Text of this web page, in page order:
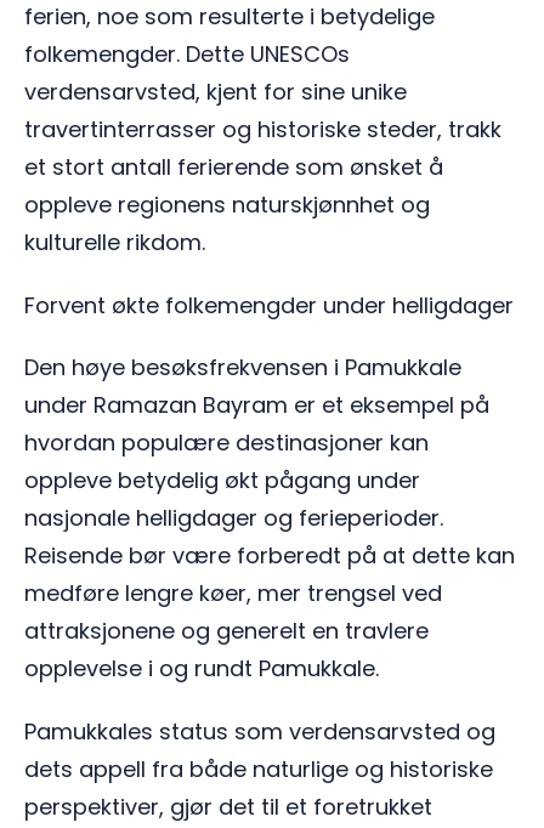
ferien, noe som resulterte i betydelige
folkemengder. Dette UNESCOs
verdensarvsted, kjent for sine unike
travertinterrasser og historiske steder, trakk
et stort antall ferierende som ønsket å
oppleve regionens naturskjønnhet og
kulturelle rikdom.
Forvent økte folkemengder under helligdager
Den høye besøksfrekvensen i Pamukkale
under Ramazan Bayram er et eksempel på
hvordan populære destinasjoner kan
oppleve betydelig økt pågang under
nasjonale helligdager og ferieperioder.
Reisende bør være forberedt på at dette kan
medføre lengre køer, mer trengsel ved
attraksjonene og generelt en travlere
opplevelse i og rundt Pamukkale.
Pamukkales status som verdensarvsted og
dets appell fra både naturlige og historiske
perspektiver, gjør det til et foretrukket